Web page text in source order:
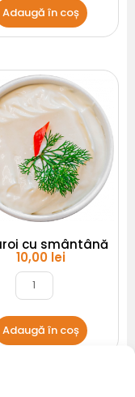
Adaugă în coș
cu smântână
10,00 lei
Cantitate
Usturoi
cu
smântână
Adaugă în coș